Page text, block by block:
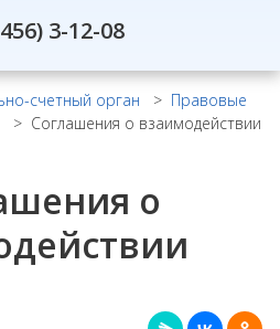
3-12-08
счетный орган > Правовые
> Соглашения о взаимодействии
о